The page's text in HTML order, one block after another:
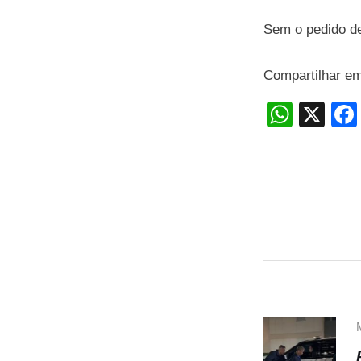
Sem o pedido
Compartilhar
W
p
X